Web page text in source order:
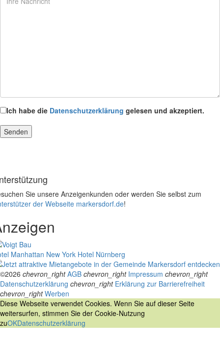
Ich habe die Datenschutzerklärung gelesen und akzeptiert.
Sie unsere Anzeigenkunden oder werden Sie selbst zum
der Webseite markersdorf.de!
Manhattan New York Hotel Nürnberg
©2026 chevron_right AGB chevron_right Impressum chevron_right
Datenschutzerklärung chevron_right Erklärung zur Barrierefreiheit
chevron_right Werben
Diese Webseite verwendet Cookies. Wenn Sie auf dieser Seite
weitersurfen, stimmen Sie der Cookie-Nutzung
zuOKDatenschutzerklärung